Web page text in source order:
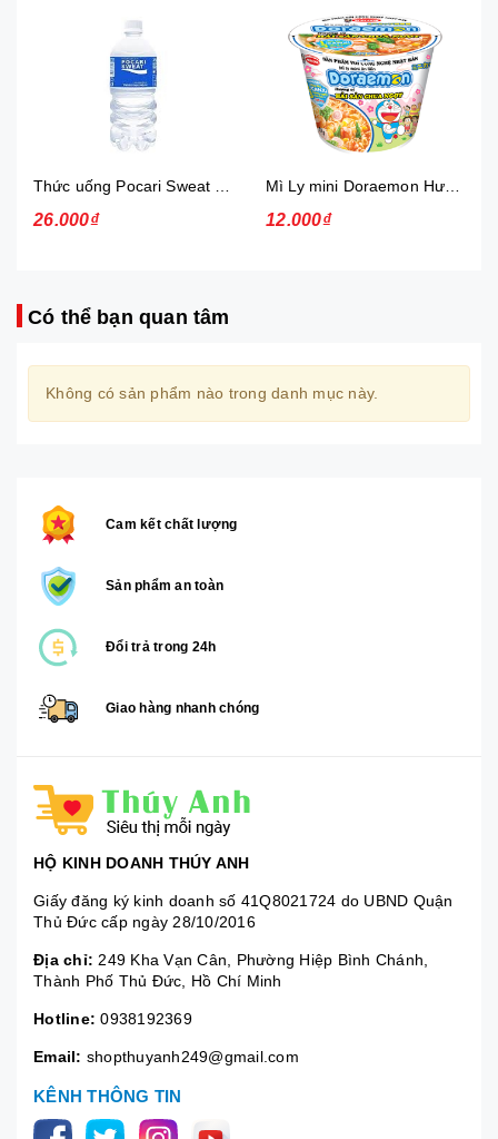
26.000₫ 12.000₫
Có thể bạn quan tâm
Không có sản phẩm nào trong danh mục này.
Cam kết chất lượng
Sản phẩm an toàn
Đổi trả trong 24h
Giao hàng nhanh chóng
HỘ KINH DOANH THÚY ANH
Giấy đăng ký kinh doanh số 41Q8021724 do UBND Quận
Thủ Đức cấp ngày 28/10/2016
Địa chỉ: 249 Kha Vạn Cân, Phường Hiệp Bình Chánh,
Thành Phố Thủ Đức, Hồ Chí Minh
Hotline: 0938192369
Email: shopthuyanh249@gmail.com
KÊNH THÔNG TIN